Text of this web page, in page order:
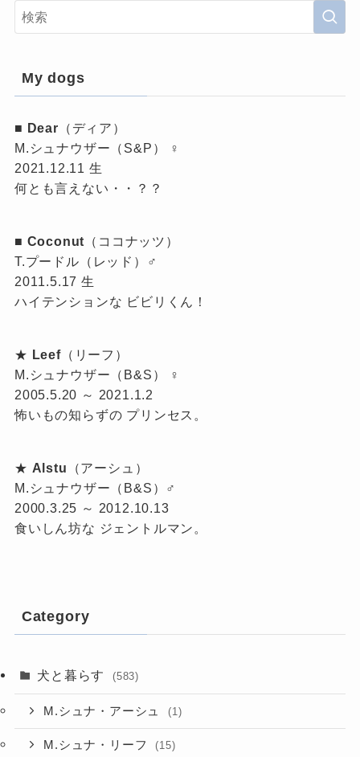
My dogs
■ Dear （ディア）
M.シュナウザー（S&P） ♀
2021.12.11 生
何とも言えない・・？？
■ Coconut （ココナッツ）
T.プードル（レッド）♂
2011.5.17 生
ハイテンションな ビビリくん！
★ Leef（リーフ）
M.シュナウザー（B&S） ♀
2005.5.20 ～ 2021.1.2
怖いもの知らずの プリンセス。
★ Alstu （アーシュ）
M.シュナウザー（B&S）♂
2000.3.25 ～ 2012.10.13
食いしん坊な ジェントルマン。
Category
犬と暮らす (583)
M.シュナ・アーシュ (1)
M.シュナ・リーフ (15)